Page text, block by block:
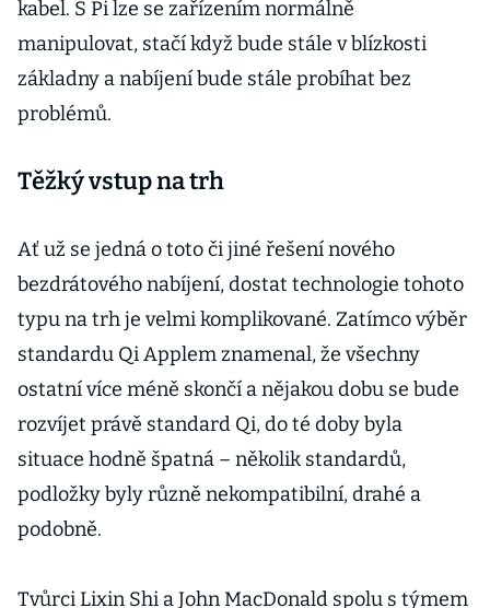
kabel. S Pi lze se zařízením normálně
manipulovat, stačí když bude stále v blízkosti
základny a nabíjení bude stále probíhat bez
problémů.
Těžký vstup na trh
Ať už se jedná o toto či jiné řešení nového
bezdrátového nabíjení, dostat technologie tohoto
typu na trh je velmi komplikované. Zatímco výběr
standardu Qi Applem znamenal, že všechny
ostatní více méně skončí a nějakou dobu se bude
rozvíjet právě standard Qi, do té doby byla
situace hodně špatná – několik standardů,
podložky byly různě nekompatibilní, drahé a
podobně.
Tvůrci Lixin Shi a John MacDonald spolu s týmem